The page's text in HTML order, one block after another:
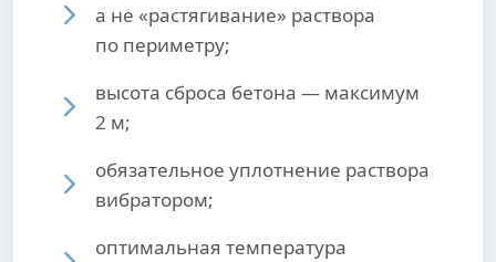
а не «растягивание» раствора
по периметру;
высота сброса бетона — максимум
2 м;
обязательное уплотнение раствора
вибратором;
оптимальная температура